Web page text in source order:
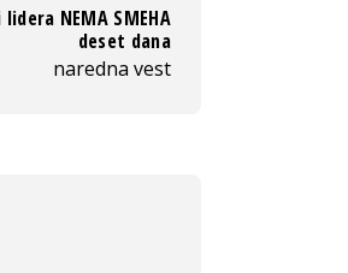
NEMA SMEHA
deset dana
naredna vest